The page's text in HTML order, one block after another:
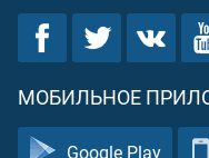
МОБИЛЬНОЕ
Google Play